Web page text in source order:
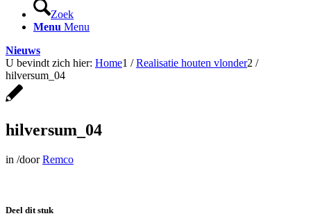
Zoek
Menu Menu
Nieuws
U bevindt zich hier: Home1 / Realisatie houten vlonder2 /
hilversum_04
hilversum_04
in /doorRemco
Deel dit stuk